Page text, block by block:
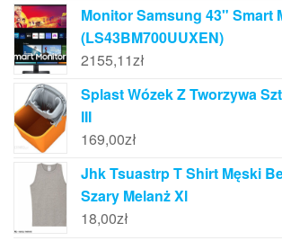
Monitor Samsung 43" Smart
(LS43BM700UUXEN)
2155,11zł
Splast Wózek Z Tworzywa
III
169,00zł
Jhk Tsuastrp T Shirt Męski
Szary Melanż Xl
18,00zł